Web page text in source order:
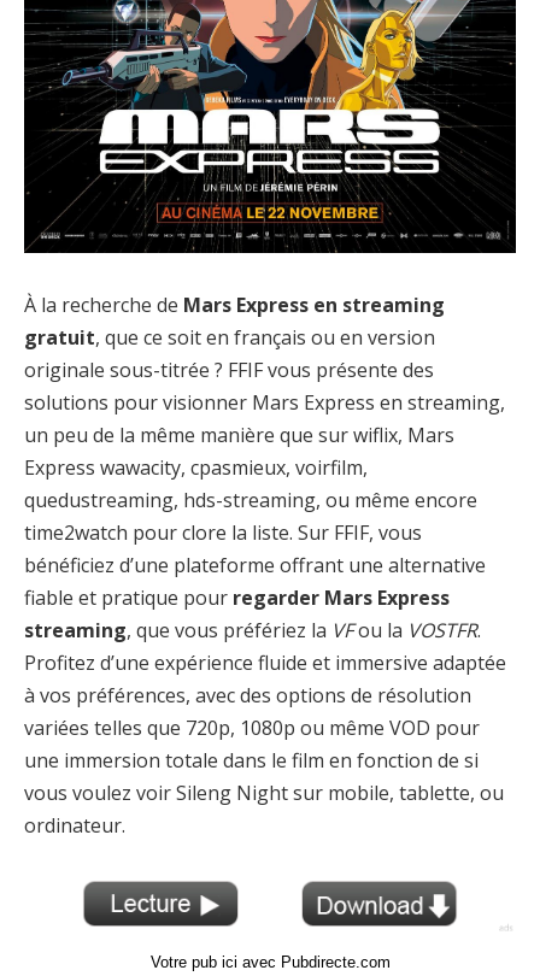
À la recherche de Mars Express en streaming
gratuit, que ce soit en français ou en version
originale sous-titrée ? FFIF vous présente des
solutions pour visionner Mars Express en streaming,
un peu de la même manière que sur wiflix, Mars
Express wawacity, cpasmieux, voirfilm,
quedustreaming, hds-streaming, ou même encore
time2watch pour clore la liste. Sur FFIF, vous
bénéficiez d’une plateforme offrant une alternative
fiable et pratique pour regarder Mars Express
streaming, que vous préfériez la VFou la VOSTFR.
Profitez d’une expérience fluide et immersive adaptée
à vos préférences, avec des options de résolution
variées telles que 720p, 1080p ou même VOD pour
une immersion totale dans le film en fonction de si
vous voulez voir Sileng Night sur mobile, tablette, ou
ordinateur.
Votre pub ici avec Pubdirecte.com